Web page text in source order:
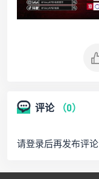
评论 （0）
请登录后再发布评论